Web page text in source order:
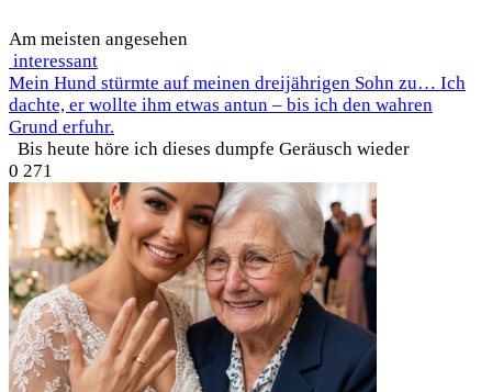
Am meisten angesehen
interessant
Mein Hund stürmte auf meinen dreijährigen Sohn zu… Ich
dachte, er wollte ihm etwas antun – bis ich den wahren
Grund erfuhr.
Bis heute höre ich dieses dumpfe Geräusch wieder
0 271